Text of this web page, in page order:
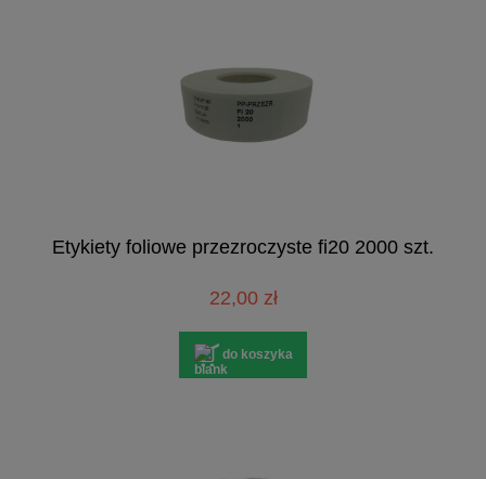
Etykiety foliowe przezroczyste fi20 2000 szt.
22,00 zł
do koszyka